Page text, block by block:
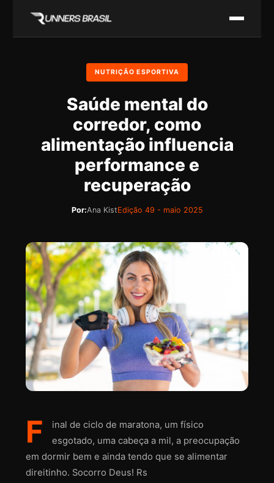
NUTRIÇÃO ESPORTIVA
Saúde mental do
corredor, como
alimentação influencia
performance e
recuperação
Por:Ana KistEdição 49 - maio 2025
F
inal de ciclo de maratona, um físico
esgotado, uma cabeça a mil, a preocupação
em dormir bem e ainda tendo que se alimentar
direitinho. Socorro Deus! Rs